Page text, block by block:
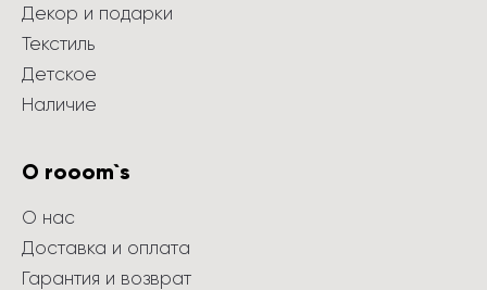
Декор и подарки
Текстиль
Детское
Наличие
О rooom`s
О нас
Доставка и оплата
Гарантия и возврат